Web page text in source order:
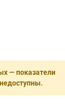
— показатели